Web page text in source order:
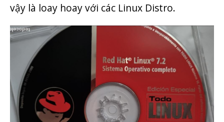
vậy là loay hoay với các Linux Distro.